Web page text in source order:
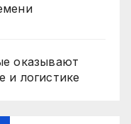
оказывают
и логистике